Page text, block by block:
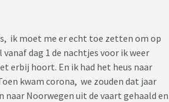
ik moet me er echt toe zetten om op
dag 1 de nachtjes voor ik weer
erbij hoort. En ik had het heus naar
kwam corona, we zouden dat jaar
naar Noorwegen uit de vaart gehaald en